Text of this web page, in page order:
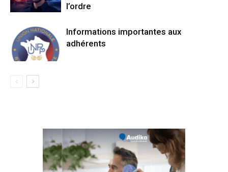
l’ordre
Informations importantes aux
adhérents